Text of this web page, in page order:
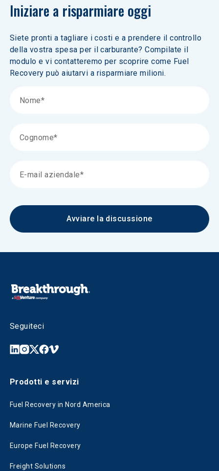
Iniziare a risparmiare oggi
Siete pronti a tagliare i costi e a prendere il controllo
della vostra spesa per il carburante? Compilate il
modulo e vi contatteremo per scoprire come Fuel
Recovery può aiutarvi a risparmiare milioni.
Avviare la discussione
Seguiteci
Prodotti e servizi
Fuel Recovery in Nord America
Marine Fuel Recovery
Europe Fuel Recovery
Freight Solutions